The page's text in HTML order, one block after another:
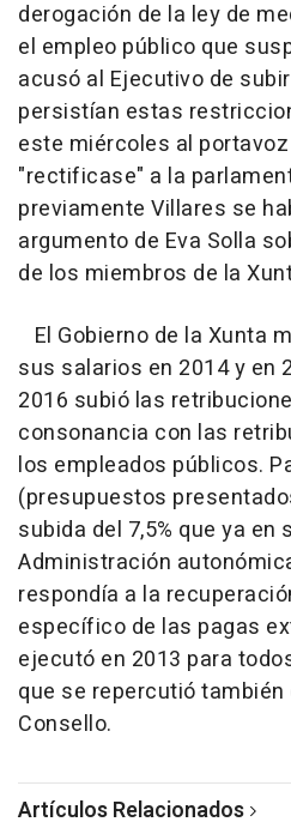
derogación de la ley de
el empleo público que
acusó al Ejecutivo de
persistían estas
este miércoles al
"rectificase" a la
previamente Villares se
argumento de Eva Solla
de los miembros de la
El Gobierno de la Xunta
sus salarios en 2014 y en
2016 subió las
consonancia con las
los empleados públicos.
(presupuestos
subida del 7,5% que ya en
Administración
respondía a la
específico de las pagas
ejecutó en 2013 para
que se repercutió
Consello.
Artículos Relacionados